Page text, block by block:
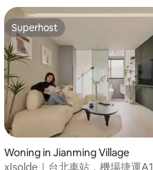
beoordeling van 4,75 op 5, 59
Superhost
Superhost
Woning in Jianming Village
xIsolde｜台北車站．機場捷運